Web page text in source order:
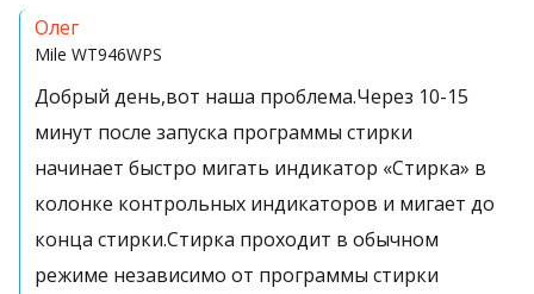
Олег
Mile WT946WPS
Добрый день,вот наша проблема.Через 10-15
минут после запуска программы стирки
начинает быстро мигать индикатор «Стирка» в
колонке контрольных индикаторов и мигает до
конца стирки.Стирка проходит в обычном
режиме независимо от программы стирки